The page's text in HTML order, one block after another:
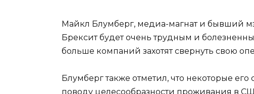
Майкл Блумберг, медиа-магнат и бывший
Брексит будет очень трудным и
больше компаний захотят свернуть свою
Блумберг также отметил, что некоторые
поводу целесообразности проживания в